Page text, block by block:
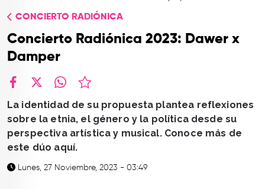
CONTACTO
CONCIERTO RADIÓNICA
Concierto Radiónica 2023: Dawer x
Damper
La identidad de su propuesta plantea reflexiones
sobre la etnia, el género y la política desde su
perspectiva artística y musical. Conoce más de
este dúo aquí.
Lunes, 27 Noviembre, 2023 - 03:49